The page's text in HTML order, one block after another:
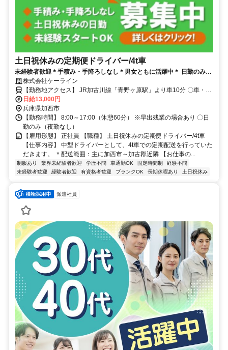
土日祝休みの定期便ドライバー/4t車
未経験者歓迎＊手積み・手降ろしなし＊男女ともに活躍中＊ 日勤のみ＊
加西市～加古郡近隣の定期便4tドライバー募集！
株式会社ケーライン
【勤務地アクセス】 JR加古川線「青野ヶ原駅」より車10分 〇車・マ
イカー通勤可（無料駐車場あり）
日給13,000円
兵庫県加西市
【勤務時間】 8:00～17:00（休憩60分） ※早出残業の場合あり 〇日
勤のみ（夜勤なし）
【雇用形態】 正社員 【職種】 土日祝休みの定期便ドライバー/4t車
【仕事内容】 中型ドライバーとして、4t車での定期配送を行っていた
だきます。 ＊配送範囲：主に加西市～加古郡近隣 【お仕事の...
制服あり 業界未経験者歓迎 学歴不問 車通勤OK 固定時間制
経験不問
未経験者歓迎
経験者歓迎 有資格者歓迎 ブランクOK 長期休暇あり 土日祝休み
派遣社員